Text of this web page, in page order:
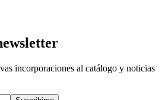
incorporaciones al catálogo y noticias